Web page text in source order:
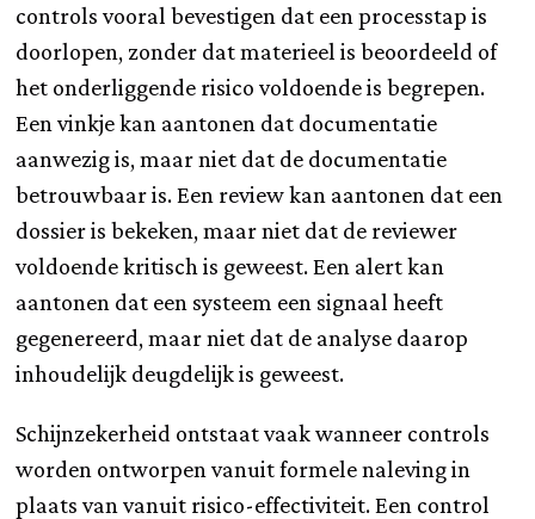
controls vooral bevestigen dat een processtap is
doorlopen, zonder dat materieel is beoordeeld of
het onderliggende risico voldoende is begrepen.
Een vinkje kan aantonen dat documentatie
aanwezig is, maar niet dat de documentatie
betrouwbaar is. Een review kan aantonen dat een
dossier is bekeken, maar niet dat de reviewer
voldoende kritisch is geweest. Een alert kan
aantonen dat een systeem een signaal heeft
gegenereerd, maar niet dat de analyse daarop
inhoudelijk deugdelijk is geweest.
Schijnzekerheid ontstaat vaak wanneer controls
worden ontworpen vanuit formele naleving in
plaats van vanuit risico-effectiviteit. Een control